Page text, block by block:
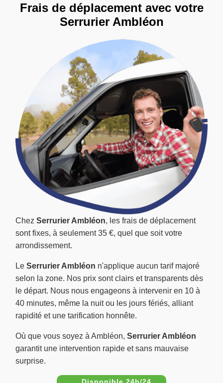
Chez Serrurier Ambléon, les frais de déplacement
sont fixes, à seulement 35 €, quel que soit votre
arrondissement.
Le Serrurier Ambléon n'applique aucun tarif majoré
selon la zone. Nos prix sont clairs et transparents dès
le départ. Nous nous engageons à intervenir en 10 à
40 minutes, même la nuit ou les jours fériés, alliant
rapidité et une tarification honnête.
Où que vous soyez à Ambléon, Serrurier Ambléon
garantit une intervention rapide et sans mauvaise
surprise.
Frais de déplacement avec votre
Serrurier Ambléon